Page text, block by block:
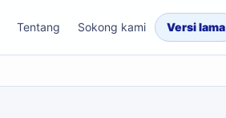
Tentang Sokong kami Versi lama